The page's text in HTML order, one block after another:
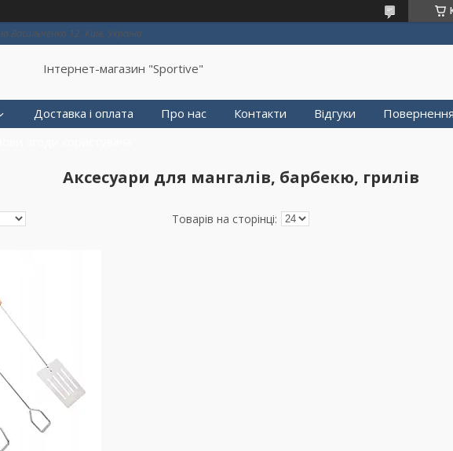
Васильченко 12, Київ, Україна
Інтернет-магазин "Sportive"
Доставка і оплата Про нас Контакти Відгуки
Аксесуари для мангалів, барбекю, грилів